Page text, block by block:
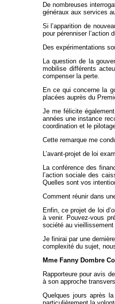
De nombreuses
généraux aux services
Si l’apparition de
pour pérenniser l’action
Des expérimentations
La question de la
mobilise différents
compenser la perte.
En ce qui concerne la
placées auprès du
Je me félicite
années une instance
coordination et le
Cette remarque me
L’avant-projet de loi
La conférence des
l’action sociale des
Quelles sont vos
Comment réunir dans
Enfin, ce projet de loi
à venir. Pouvez-vous
société au vieillissement
Je finirai par une
complexité du sujet,
Mme Fanny Dombre
Rapporteure pour avis
à son approche
Quelques jours après